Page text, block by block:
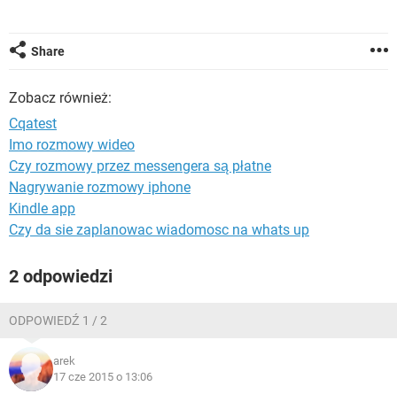
Share
Zobacz również:
Cqatest
Imo rozmowy wideo
Czy rozmowy przez messengera są płatne
Nagrywanie rozmowy iphone
Kindle app
Czy da sie zaplanowac wiadomosc na whats up
2 odpowiedzi
ODPOWIEDŹ 1 / 2
arek
17 cze 2015 o 13:06